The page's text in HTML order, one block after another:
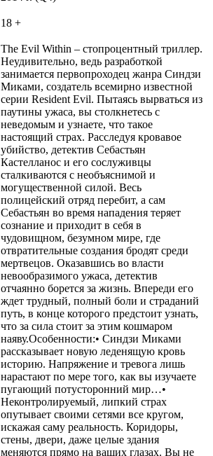
18 +
The Evil Within – стопроцентный триллер.
Неудивительно, ведь разработкой
занимается первопроходец жанра Синдзи
Миками, создатель всемирно известной
серии Resident Evil. Пытаясь вырваться из
паутины ужаса, вы столкнетесь с
неведомым и узнаете, что такое
настоящий страх. Расследуя кровавое
убийство, детектив Себастьян
Кастелланос и его сослуживцы
сталкиваются с необъяснимой и
могущественной силой. Весь
полицейский отряд перебит, а сам
Себастьян во время нападения теряет
сознание и приходит в себя в
чудовищном, безумном мире, где
отвратительные создания бродят среди
мертвецов. Оказавшись во власти
невообразимого ужаса, детектив
отчаянно борется за жизнь. Впереди его
ждет трудный, полный боли и страданий
путь, в конце которого предстоит узнать,
что за сила стоит за этим кошмаром
наяву.Особенности:• Синдзи Миками
рассказывает новую леденящую кровь
историю. Напряжение и тревога лишь
нарастают по мере того, как вы изучаете
пугающий потусторонний мир…•
Неконтролируемый, липкий страх
опутывает своими сетями все кругом,
искажая саму реальность. Коридоры,
стены, двери, даже целые здания
меняются прямо на ваших глазах. Вы не